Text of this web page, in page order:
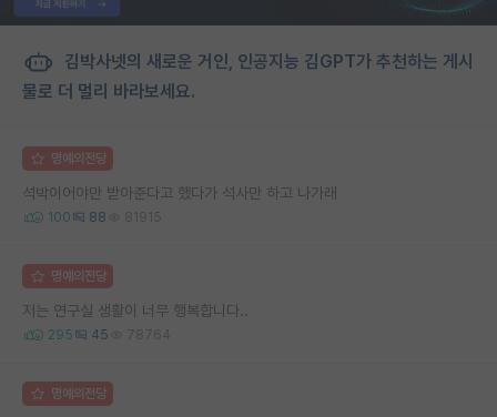
김박사넷의 새로운 거인, 인공지능 김GPT가 추천하는 게시
물로 더 멀리 바라보세요.
명예의전당
석박이어야만 받아준다고 했다가 석사만 하고 나가래
100 88 81915
명예의전당
저는 연구실 생활이 너무 행복합니다..
295 45 78764
명예의전당